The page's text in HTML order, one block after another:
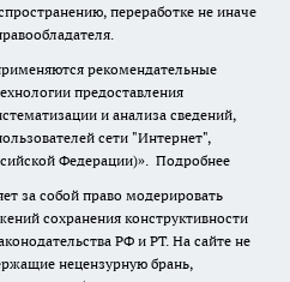
переработке не иначе
рекомендательные
предоставления
и анализа сведений,
сети "Интернет",
Федерации)». Подробнее
за собой право модерировать
сохранения конструктивности
РФ и РТ. На сайте не
нецензурную брань,